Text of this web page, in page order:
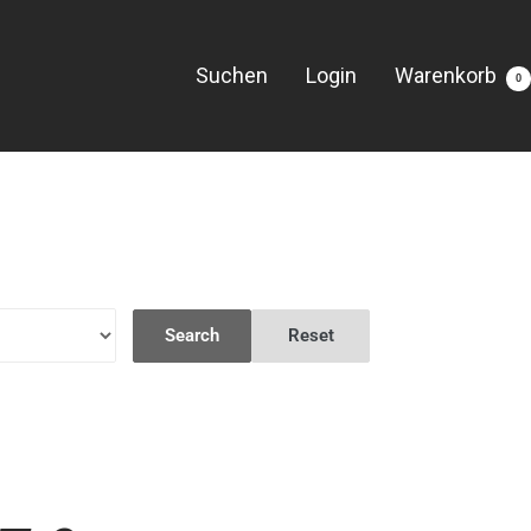
Suchen Login Warenkorb 0
Search Reset